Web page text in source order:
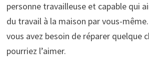
personne travailleuse et capable qui
du travail à la maison par vous-
vous avez besoin de réparer quelque
pourriez l’aimer.